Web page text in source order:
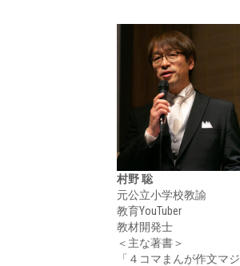
村野 聡
元公立小学校教諭
教育YouTuber
教材開発士
＜主な著書＞
「４コマまんが作文マジ